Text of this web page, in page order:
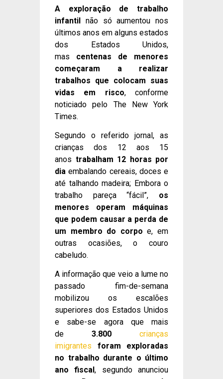
A exploração de trabalho
infantil não só aumentou nos
últimos anos em alguns estados
dos Estados Unidos,
mas centenas de menores
começaram a realizar
trabalhos que colocam suas
vidas em risco, conforme
noticiado pelo The New York
Times.
Segundo o referido jornal, as
crianças dos 12 aos 15
anos trabalham 12 horas por
dia embalando cereais, doces e
até talhando madeira; Embora o
trabalho pareça “fácil”, os
menores operam máquinas
que podem causar a perda de
um membro do corpo e, em
outras ocasiões, o couro
cabeludo.
A informação que veio a lume no
passado fim-de-semana
mobilizou os escalões
superiores dos Estados Unidos
e sabe-se agora que mais
de 3.800 crianças
imigrantes foram exploradas
no trabalho durante o último
ano fiscal, segundo anunciou